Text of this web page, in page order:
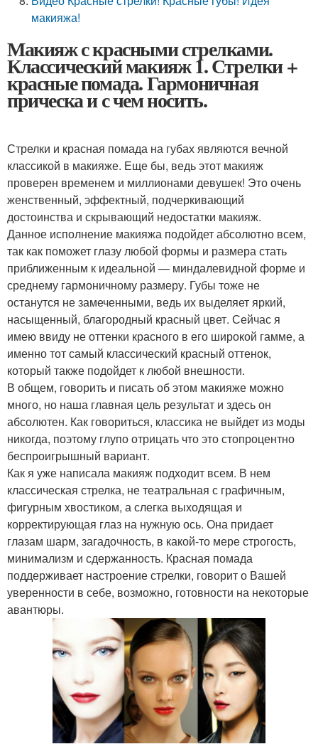
макияжа!
Макияж с красными стрелками.
Классический макияж 1. Стрелки +
красные помада. Гармоничная
прическа и с чем носить.
Стрелки и красная помада на губах являются вечной
классикой в макияже. Еще бы, ведь этот макияж
проверен временем и миллионами девушек! Это очень
женственный, эффектный, подчеркивающий
достоинства и скрывающий недостатки макияж.
Данное исполнение макияжа подойдет абсолютно всем,
так как поможет глазу любой формы и размера стать
приближенным к идеальной — миндалевидной форме и
среднему гармоничному размеру. Губы тоже не
останутся не замеченными, ведь их выделяет яркий,
насыщенный, благородный красный цвет. Сейчас я
имею ввиду не оттенки красного в его широкой гамме, а
именно тот самый классический красный оттенок,
который также подойдет к любой внешности.
В общем, говорить и писать об этом макияже можно
много, но наша главная цель результат и здесь он
абсолютен. Как говориться, классика не выйдет из моды
никогда, поэтому глупо отрицать что это стопроцентно
беспроигрышный вариант.
Как я уже написала макияж подходит всем. В нем
классическая стрелка, не театральная с графичным,
фигурным хвостиком, а слегка выходящая и
корректирующая глаз на нужную ось. Она придает
глазам шарм, загадочность, в какой-то мере строгость,
минимализм и сдержанность. Красная помада
поддерживает настроение стрелки, говорит о Вашей
уверенности в себе, возможно, готовности на некоторые
авантюры.